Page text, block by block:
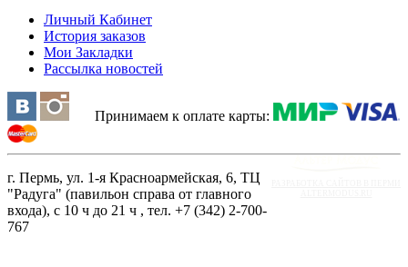
Личный Кабинет
История заказов
Мои Закладки
Рассылка новостей
Принимаем к оплате карты:
г. Пермь, ул. 1-я Красноармейская, 6, ТЦ
"Радуга" (павильон справа от главного
входа), с 10 ч до 21 ч , тел. +7 (342) 2-700-
767